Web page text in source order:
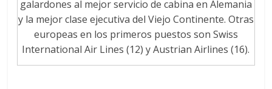
galardones al mejor servicio de cabina en Alemania
y la mejor clase ejecutiva del Viejo Continente. Otras
europeas en los primeros puestos son Swiss
International Air Lines (12) y Austrian Airlines (16).